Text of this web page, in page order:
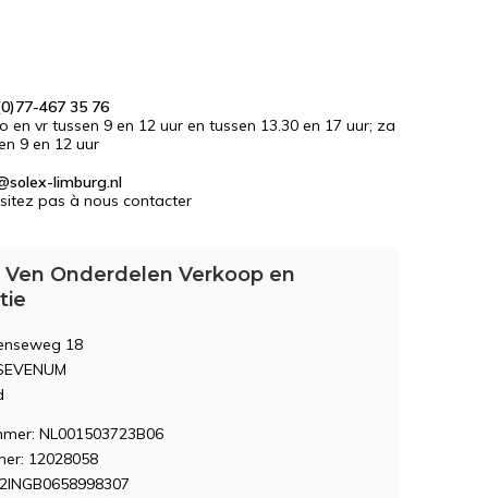
467 35 76
en vr tussen 9 en 12 uur en tussen 13.30 en 17 uur; za
9 en 12 uur
limburg.nl
pas à nous contacter
Ven Onderdelen Verkoop en
18
NL001503723B06
12028058